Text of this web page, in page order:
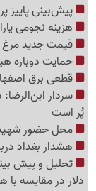
پیش‌بینی پاییز
هزینه نجومی
قیمت جدید مرغ
حمایت دوباره
قطعی برق اصفهان امروز
سردار
پُر است
محل حضور
هشدار بغداد
تحلیل و پیش
دلار در مقایسه